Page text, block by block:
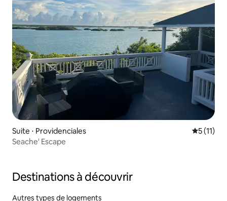
Suite ⋅ Providenciales
5 (11)
Seache' Escape
Destinations à découvrir
Autres types de logements